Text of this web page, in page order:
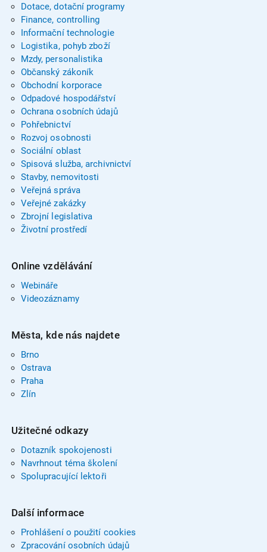
Dotace, dotační programy
Finance, controlling
Informační technologie
Logistika, pohyb zboží
Mzdy, personalistika
Občanský zákoník
Obchodní korporace
Odpadové hospodářství
Ochrana osobních údajů
Pohřebnictví
Rozvoj osobnosti
Sociální oblast
Spisová služba, archivnictví
Stavby, nemovitosti
Veřejná správa
Veřejné zakázky
Zbrojní legislativa
Životní prostředí
Online vzdělávání
Webináře
Videozáznamy
Města, kde nás najdete
Brno
Ostrava
Praha
Zlín
Užitečné odkazy
Dotazník spokojenosti
Navrhnout téma školení
Spolupracující lektoři
Další informace
Prohlášení o použití cookies
Zpracování osobních údajů